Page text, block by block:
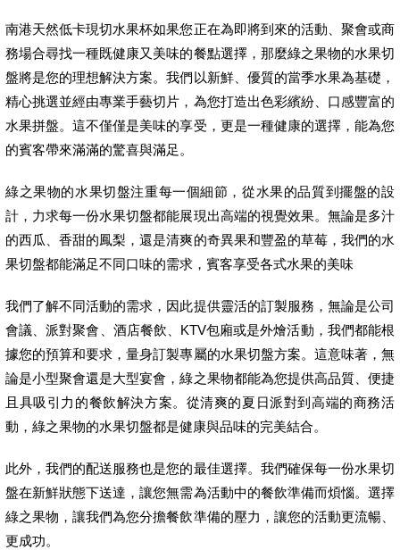
南港天然低卡現切水果杯如果您正在為即將到來的活動、聚會或商
務場合尋找一種既健康又美味的餐點選擇，那麼綠之果物的水果切
盤將是您的理想解決方案。我們以新鮮、優質的當季水果為基礎，
精心挑選並經由專業手藝切片，為您打造出色彩繽紛、口感豐富的
水果拼盤。這不僅僅是美味的享受，更是一種健康的選擇，能為您
的賓客帶來滿滿的驚喜與滿足。
綠之果物的水果切盤注重每一個細節，從水果的品質到擺盤的設
計，力求每一份水果切盤都能展現出高端的視覺效果。無論是多汁
的西瓜、香甜的鳳梨，還是清爽的奇異果和豐盈的草莓，我們的水
果切盤都能滿足不同口味的需求，賓客享受各式水果的美味
我們了解不同活動的需求，因此提供靈活的訂製服務，無論是公司
會議、派對聚會、酒店餐飲、KTV包廂或是外燴活動，我們都能根
據您的預算和要求，量身訂製專屬的水果切盤方案。這意味著，無
論是小型聚會還是大型宴會，綠之果物都能為您提供高品質、便捷
且具吸引力的餐飲解決方案。從清爽的夏日派對到高端的商務活
動，綠之果物的水果切盤都是健康與品味的完美結合。
此外，我們的配送服務也是您的最佳選擇。我們確保每一份水果切
盤在新鮮狀態下送達，讓您無需為活動中的餐飲準備而煩惱。選擇
綠之果物，讓我們為您分擔餐飲準備的壓力，讓您的活動更流暢、
更成功。